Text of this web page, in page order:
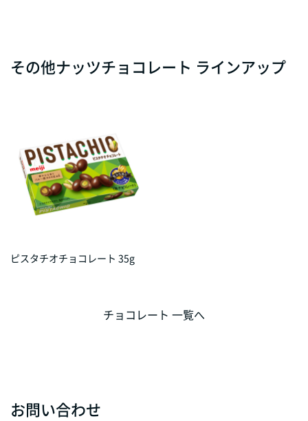
その他ナッツチョコレート ラインアップ
ピスタチオチョコレート 35g
チョコレート 一覧へ
お問い合わせ